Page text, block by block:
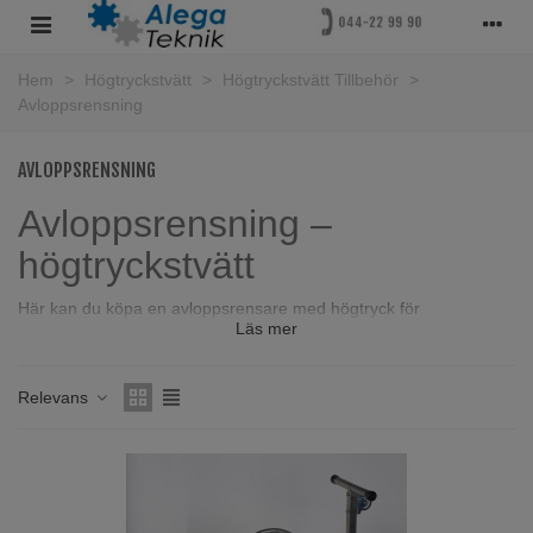
Hem > Högtryckstvätt > Högtryckstvätt Tillbehör
>
Avloppsrensning
AVLOPPSRENSNING
Avloppsrensning –
högtryckstvätt
Här kan du köpa en avloppsrensare med högtryck för
professionellt bruk – effektiv men ändå smidig att ha med sig i
för avlopp. Är du osäker på vad du behöver eller om delarna
passar din tvätt är du välkommen att
även se vår steg-för-stegguide nedan.
Spola avlopp med högtryck:
Läs mer
Relevans